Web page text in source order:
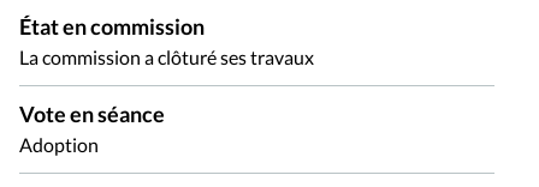
État en commission
La commission a clôturé ses travaux
Vote en séance
Adoption